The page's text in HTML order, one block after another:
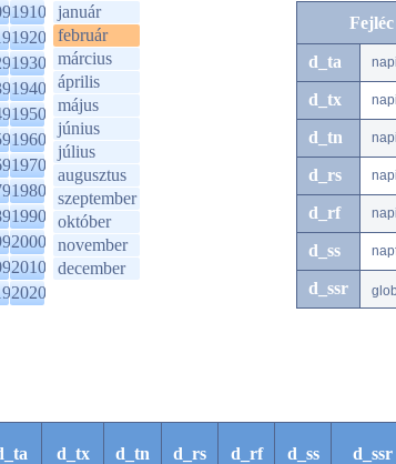
1910
1920
1930
1940
1950
1960
1970
1980
1990
2000
2010
2020
január
február
március
április
május
június
július
augusztus
szeptember
október
november
december
d_ta
d_tx
d_tn
d_rs
d_rf
d_ss
d_ssr
d_tx d_tn d_rs d_rf d_ss d_ssr